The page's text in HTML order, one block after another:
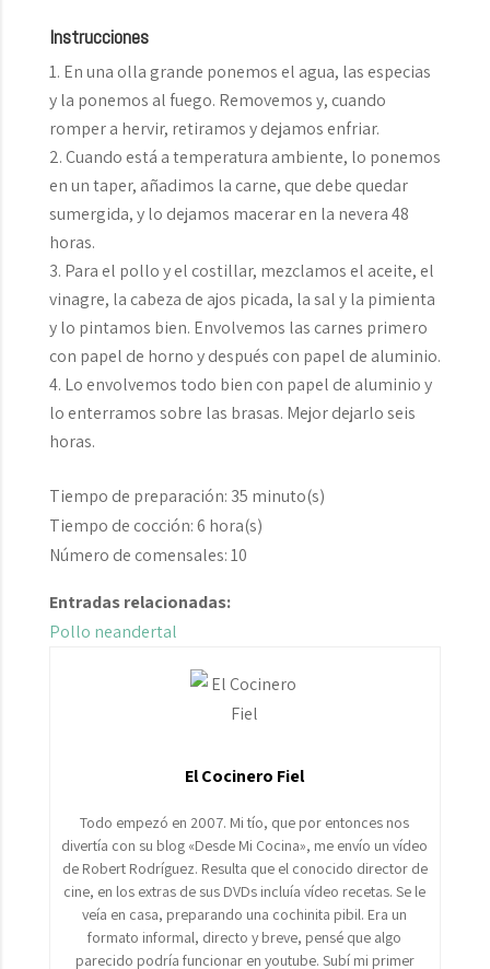
Instrucciones
En una olla grande ponemos el agua, las especias
y la ponemos al fuego. Removemos y, cuando
romper a hervir, retiramos y dejamos enfriar.
Cuando está a temperatura ambiente, lo ponemos
en un taper, añadimos la carne, que debe quedar
sumergida, y lo dejamos macerar en la nevera 48
horas.
Para el pollo y el costillar, mezclamos el aceite, el
vinagre, la cabeza de ajos picada, la sal y la pimienta
y lo pintamos bien. Envolvemos las carnes primero
con papel de horno y después con papel de aluminio.
Lo envolvemos todo bien con papel de aluminio y
lo enterramos sobre las brasas. Mejor dejarlo seis
horas.
Tiempo de preparación: 35 minuto(s)
Tiempo de cocción:6 hora(s)
Número de comensales: 10
Entradas relacionadas:
Pollo neandertal
El Cocinero Fiel
Todo empezó en 2007. Mi tío, que por entonces nos
divertía con su blog «Desde Mi Cocina», me envío un vídeo
de Robert Rodríguez. Resulta que el conocido director de
cine, en los extras de sus DVDs incluía vídeo recetas. Se le
veía en casa, preparando una cochinita pibil. Era un
formato informal, directo y breve, pensé que algo
parecido podría funcionar en youtube. Subí mi primer